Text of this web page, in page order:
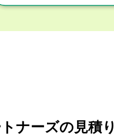
ナーズの見積り